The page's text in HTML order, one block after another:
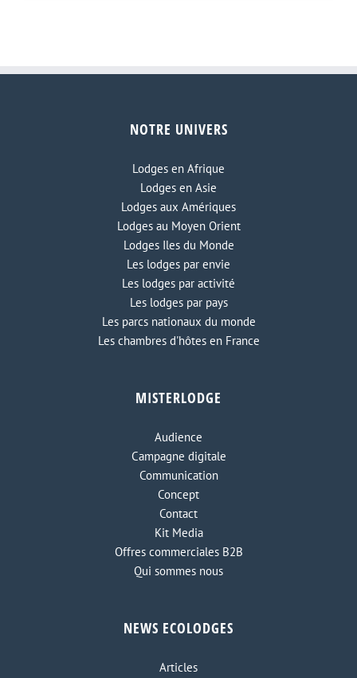
NOTRE UNIVERS
Lodges en Afrique
Lodges en Asie
Lodges aux Amériques
Lodges au Moyen Orient
Lodges Iles du Monde
Les lodges par envie
Les lodges par activité
Les lodges par pays
Les parcs nationaux du monde
Les chambres d'hôtes en France
MISTERLODGE
Audience
Campagne digitale
Communication
Concept
Contact
Kit Media
Offres commerciales B2B
Qui sommes nous
NEWS ECOLODGES
Articles